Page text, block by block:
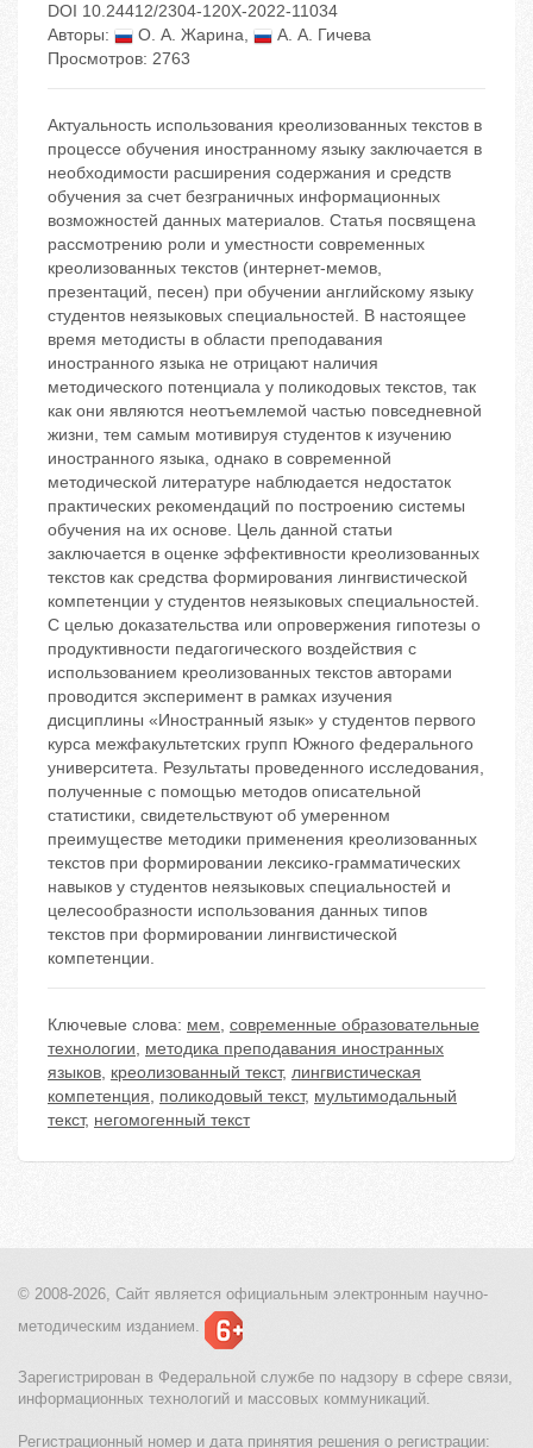
DOI 10.24412/2304-120X-2022-11034
Авторы:
О. А. Жарина,
А. А. Гичева
Просмотров: 2763
Актуальность использования креолизованных текстов в
процессе обучения иностранному языку заключается в
необходимости расширения содержания и средств
обучения за счет безграничных информационных
возможностей данных материалов. Статья посвящена
рассмотрению роли и уместности современных
креолизованных текстов (интернет-мемов,
презентаций, песен) при обучении английскому языку
студентов неязыковых специальностей. В настоящее
время методисты в области преподавания
иностранного языка не отрицают наличия
методического потенциала у поликодовых текстов, так
как они являются неотъемлемой частью повседневной
жизни, тем самым мотивируя студентов к изучению
иностранного языка, однако в современной
методической литературе наблюдается недостаток
практических рекомендаций по построению системы
обучения на их основе. Цель данной статьи
заключается в оценке эффективности креолизованных
текстов как средства формирования лингвистической
компетенции у студентов неязыковых специальностей.
С целью доказательства или опровержения гипотезы о
продуктивности педагогического воздействия с
использованием креолизованных текстов авторами
проводится эксперимент в рамках изучения
дисциплины «Иностранный язык» у студентов первого
курса межфакультетских групп Южного федерального
университета. Результаты проведенного исследования,
полученные с помощью методов описательной
статистики, свидетельствуют об умеренном
преимуществе методики применения креолизованных
текстов при формировании лексико-грамматических
навыков у студентов неязыковых специальностей и
целесообразности использования данных типов
текстов при формировании лингвистической
компетенции.
Ключевые слова: мем, современные образовательные
технологии, методика преподавания иностранных
языков, креолизованный текст, лингвистическая
компетенция, поликодовый текст, мультимодальный
текст, негомогенный текст
© 2008-2026, Сайт является официальным электронным научно-
методическим изданием.
Зарегистрирован в Федеральной службе по надзору в сфере связи,
информационных технологий и массовых коммуникаций.
Регистрационный номер и дата принятия решения о регистрации: